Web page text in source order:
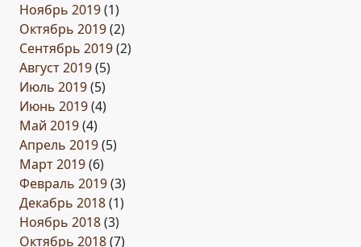
Ноябрь 2019(1)
Октябрь 2019(2)
Сентябрь 2019(2)
Август 2019(5)
Июль 2019(5)
Июнь 2019(4)
Май 2019(4)
Апрель 2019(5)
Март 2019(6)
Февраль 2019(3)
Декабрь 2018(1)
Ноябрь 2018(3)
Октябрь 2018(7)